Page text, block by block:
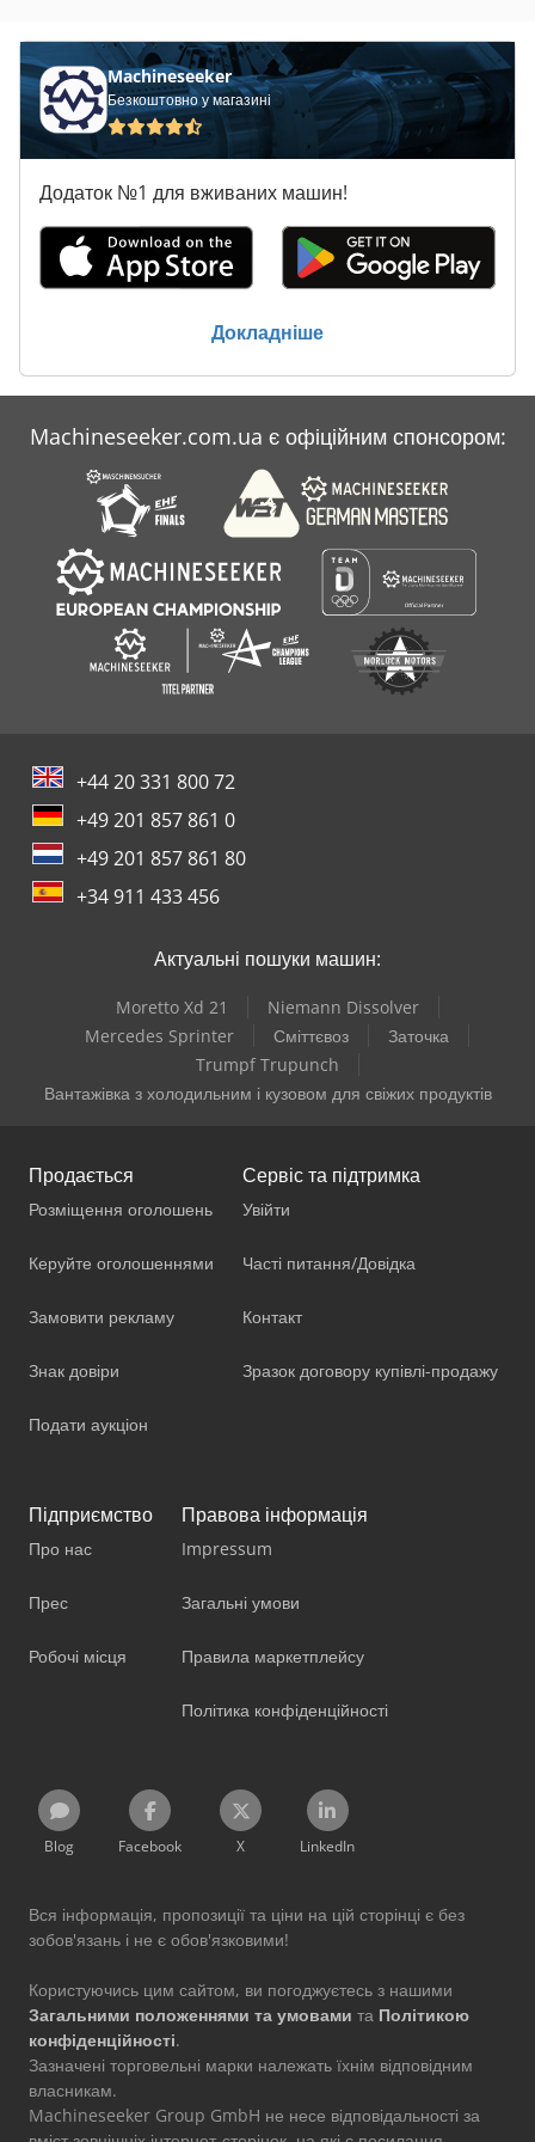
Claas Disco 3100
Claas Disco 3100 F
Claas Disco 3100 Fc
Claas Disco 3200
Claas Disco 3900
Claas Tucano 470
Claas Tucano 480
Claas Tucano 570
Machineseeker
Безкоштовно у магазині
Додаток №1 для вживаних машин!
Докладніше
Machineseeker.com.ua є офіційним спонсором:
+44 20 331 800 72
+49 201 857 861 0
+49 201 857 861 80
+34 911 433 456
Актуальні пошуки машин:
Moretto Xd 21
Niemann Dissolver
Mercedes Sprinter
Сміттєвоз
Заточка
Trumpf Trupunch
Вантажівка з холодильним і кузовом для свіжих продуктів
Продається
Розміщення оголошень
Керуйте оголошеннями
Замовити рекламу
Знак довіри
Подати аукціон
Сервіс та підтримка
Увійти
Часті питання/Довідка
Контакт
Зразок договору купівлі-продажу
Підприємство
Про нас
Прес
Робочі місця
Правова інформація
Impressum
Загальні умови
Правила маркетплейсу
Політика конфіденційності
Blog Facebook X LinkedIn
Вся інформація, пропозиції та ціни на цій сторінці є без
зобов'язань і не є обов'язковими!
Користуючись цим сайтом, ви погоджуєтесь з нашими
Загальними положеннями та умовами та Політикою
конфіденційності.
Зазначені торговельні марки належать їхнім відповідним
власникам.
Machineseeker Group GmbH не несе відповідальності за